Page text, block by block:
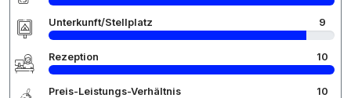
Unterkunft/Stellplatz 9
Rezeption 10
Preis-Leistungs-Verhältnis 10